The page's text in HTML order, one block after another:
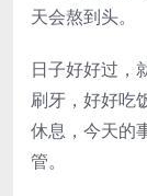
天会熬到头。
日子好好过，
刷牙，好好吃
休息，今天的
管。